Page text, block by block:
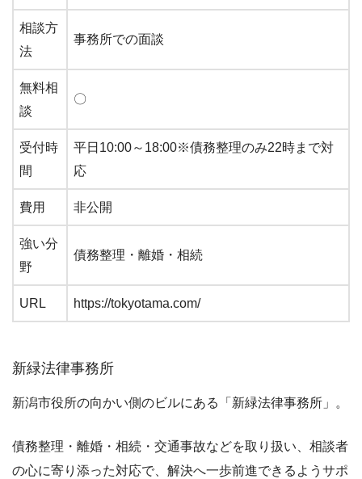
相談方
法
事務所での面談
無料相
談
〇
受付時
間
平日10:00～18:00※債務整理のみ22時まで対
応
費用 非公開
強い分
野
債務整理・離婚・相続
URL https://tokyotama.com/
新緑法律事務所
新潟市役所の向かい側のビルにある「新緑法律事務所」。
債務整理・離婚・相続・交通事故などを取り扱い、相談者
の心に寄り添った対応で、解決へ一歩前進できるようサポ